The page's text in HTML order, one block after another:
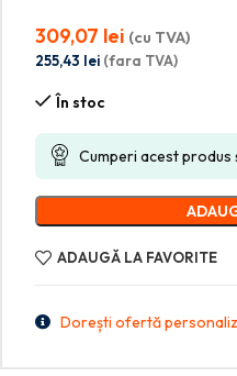
309,07 lei (cu TVA)
255,43 lei (fara TVA)
În stoc
Cumperi acest produs
ADAUGĂ LA FAVORITE
Dorești ofertă